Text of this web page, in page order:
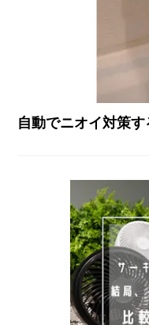
自動でニオイ対策